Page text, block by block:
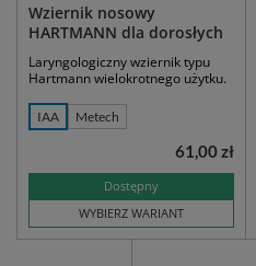
Wziernik nosowy
HARTMANN dla dorosłych
Laryngologiczny wziernik typu
Hartmann wielokrotnego użytku.
IAA Metech
Dostępny
WYBIERZ WARIANT
61,00 zł